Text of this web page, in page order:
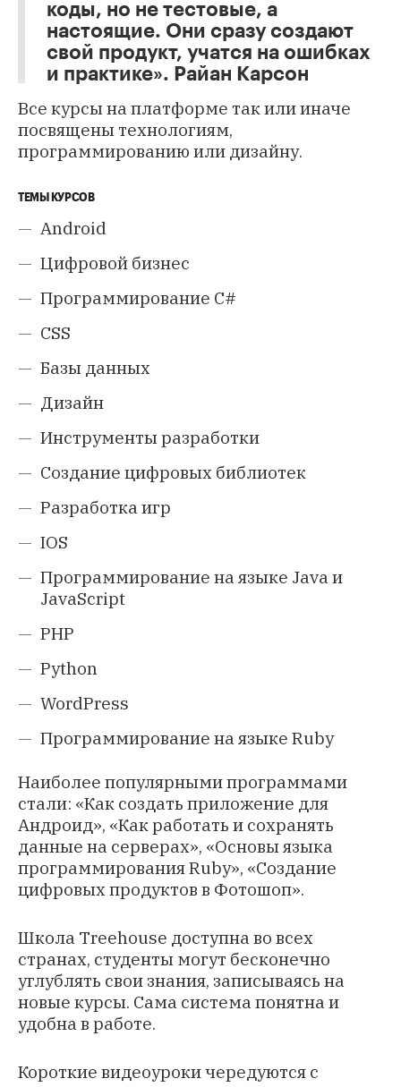
коды, но не тестовые, а
настоящие. Они сразу создают
свой продукт, учатся на ошибках
и практике». Райан Карсон
Все курсы на платформе так или иначе
посвящены технологиям,
программированию или дизайну.
ТЕМЫ КУРСОВ
Android
Цифровой бизнес
Программирование C#
CSS
Базы данных
Дизайн
Инструменты разработки
Создание цифровых библиотек
Разработка игр
IOS
Программирование на языке Java и
JavaScript
PHP
Python
WordPress
Программирование на языке Ruby
Наиболее популярными программами
стали: «Как создать приложение для
Андроид», «Как работать и сохранять
данные на серверах», «Основы языка
программирования Ruby», «Создание
цифровых продуктов в Фотошоп».
Школа Treehouse доступна во всех
странах, студенты могут бесконечно
углублять свои знания, записываясь на
новые курсы. Сама система понятна и
удобна в работе.
Короткие видеоуроки чередуются с